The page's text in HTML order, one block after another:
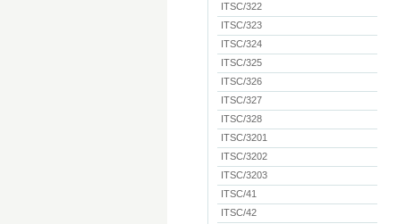
ITSC/322
ITSC/323
ITSC/324
ITSC/325
ITSC/326
ITSC/327
ITSC/328
ITSC/3201
ITSC/3202
ITSC/3203
ITSC/41
ITSC/42